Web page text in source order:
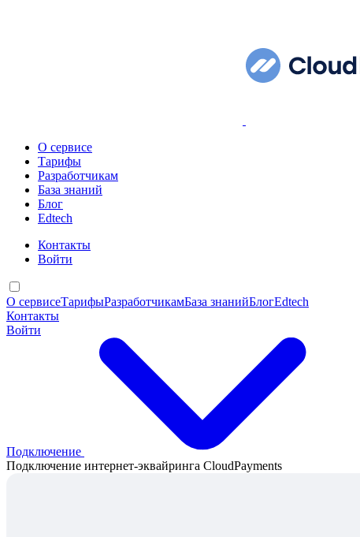
О сервисе
Тарифы
Разработчикам
База знаний
Блог
Edtech
Контакты
Войти
О сервисеТарифыРазработчикамБаза знанийБлогEdtech
Контакты
Войти
Подключение
Подключение интернет-эквайринга CloudPayments